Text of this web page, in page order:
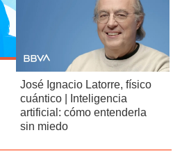
José Ignacio Latorre, físico
cuántico | Inteligencia
artificial: cómo entenderla
sin miedo